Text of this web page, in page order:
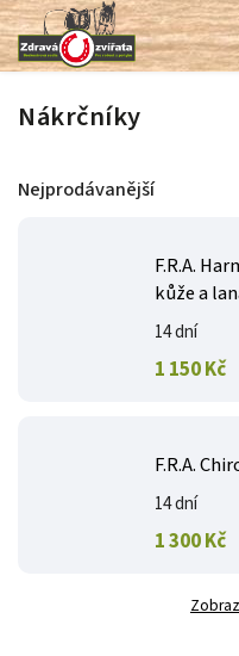
Nákrčníky
Nejprodávanější
F.R.A.
kůže a
14 dní
1 150 Kč
F.R.A.
14 dní
1 300 Kč